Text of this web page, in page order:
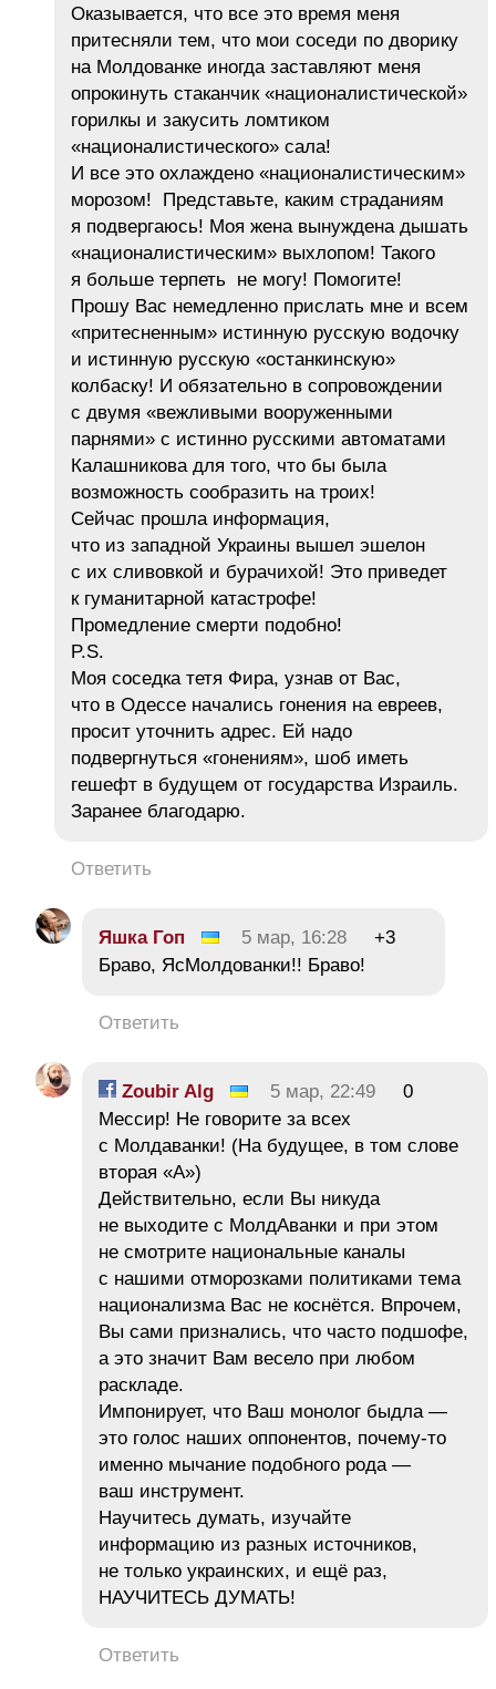
Оказывается, что все это время меня
притесняли тем, что мои соседи по дворику
на Молдованке иногда заставляют меня
опрокинуть стаканчик «националистической»
горилкы и закусить ломтиком
«националистического» сала!
И все это охлаждено «националистическим»
морозом! Представьте, каким страданиям
я подвергаюсь! Моя жена вынуждена дышать
«националистическим» выхлопом! Такого
я больше терпеть не могу! Помогите!
Прошу Вас немедленно прислать мне и всем
«притесненным» истинную русскую водочку
и истинную русскую «останкинскую»
колбаску! И обязательно в сопровождении
с двумя «вежливыми вооруженными
парнями» с истинно русскими автоматами
Калашникова для того, что бы была
возможность сообразить на троих!
Сейчас прошла информация,
что из западной Украины вышел эшелон
с их сливовкой и бурачихой! Это приведет
к гуманитарной катастрофе!
Промедление смерти подобно!
P.S.
Моя соседка тетя Фира, узнав от Вас,
что в Одессе начались гонения на евреев,
просит уточнить адрес. Ей надо
подвергнуться «гонениям», шоб иметь
гешефт в будущем от государства Израиль.
Заранее благодарю.
Ответить
Яшка Гоп 5 мар, 16:28
+3
Браво, ЯсМолдованки!! Браво!
Ответить
Zoubir Alg 5 мар, 22:49
0
Мессир! Не говорите за всех
с Молдаванки! (На будущее, в том слове
вторая «А»)
Действительно, если Вы никуда
не выходите с МолдАванки и при этом
не смотрите национальные каналы
с нашими отморозками политиками тема
национализма Вас не коснётся. Впрочем,
Вы сами признались, что часто подшофе,
а это значит Вам весело при любом
раскладе.
Импонирует, что Ваш монолог быдла —
это голос наших оппонентов, почему-то
именно мычание подобного рода —
ваш инструмент.
Научитесь думать, изучайте
информацию из разных источников,
не только украинских, и ещё раз,
НАУЧИТЕСЬ ДУМАТЬ!
Ответить